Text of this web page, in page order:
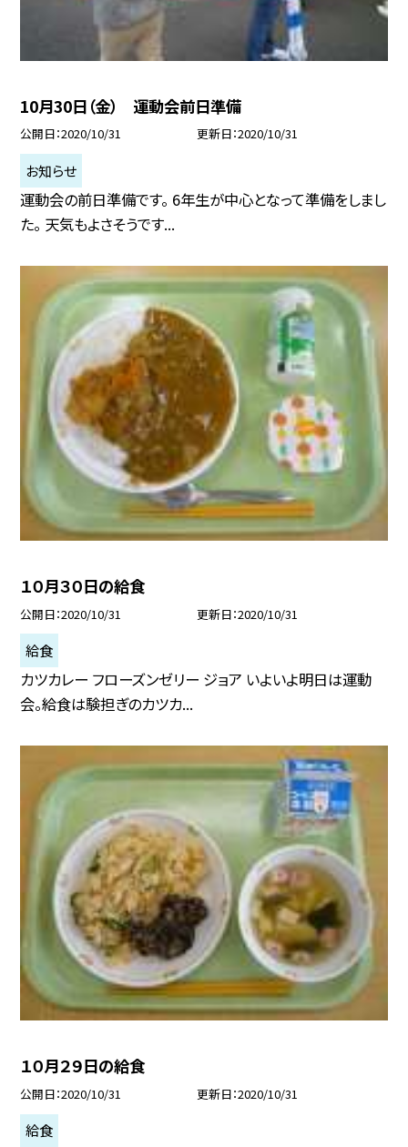
10月30日（金） 運動会前日準備
公開日 2020/10/31 更新日 2020/10/31
お知らせ
運動会の前日準備です。 6年生が中心となって準備をしまし
た。 天気もよさそうです...
１０月３０日の給食
公開日 2020/10/31 更新日 2020/10/31
給食
カツカレー フローズンゼリー ジョア いよいよ明日は運動
会。給食は験担ぎのカツカ...
１０月２９日の給食
公開日 2020/10/31 更新日 2020/10/31
給食